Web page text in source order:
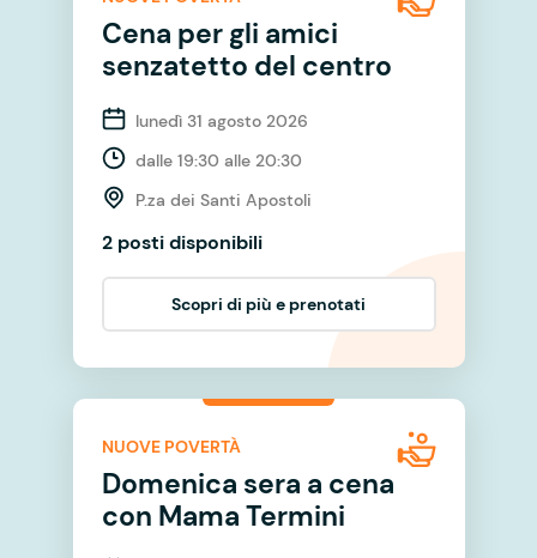
Cena per gli amici
senzatetto del centro
lunedì 31 agosto 2026
dalle 19:30 alle 20:30
P.za dei Santi Apostoli
2 posti disponibili
Scopri di più e prenotati
NUOVE POVERTÀ
Domenica sera a cena
con Mama Termini